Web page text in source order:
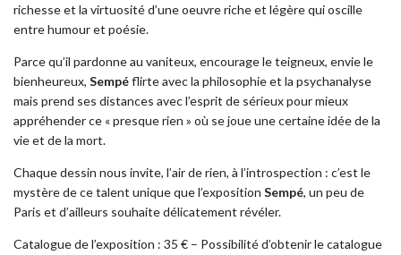
richesse et la virtuosité d’une oeuvre riche et légère qui oscille
entre humour et poésie.
Parce qu’il pardonne au vaniteux, encourage le teigneux, envie le
bienheureux, Sempéflirte avec la philosophie et la psychanalyse
mais prend ses distances avec l’esprit de sérieux pour mieux
appréhender ce « presque rien » où se joue une certaine idée de la
vie et de la mort.
Chaque dessin nous invite, l’air de rien, à l’introspection : c’est le
mystère de ce talent unique que l’exposition Sempé, un peu de
Paris et d’ailleurs souhaite délicatement révéler.
Catalogue de l’exposition : 35 € – Possibilité d’obtenir le catalogue